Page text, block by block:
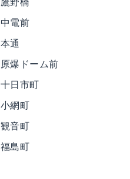
鷹野橋
中電前
本通
原爆ドーム前
十日市町
小網町
観音町
福島町